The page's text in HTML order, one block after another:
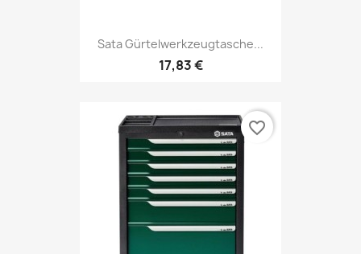
Sata Gürtelwerkzeugtasche...
17,83 €
favorite_border